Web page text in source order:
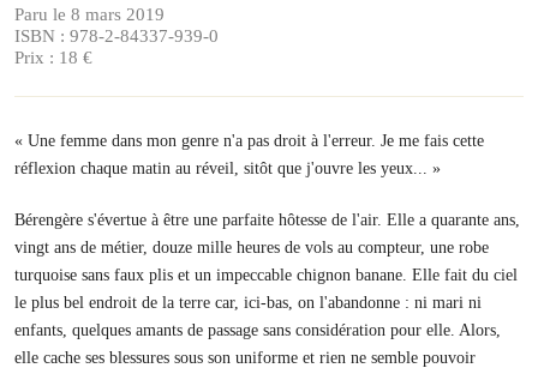
Paru le 8 mars 2019
ISBN : 978-2-84337-939-0
Prix : 18 €
« Une femme dans mon genre n'a pas droit à l'erreur. Je me fais cette
réflexion chaque matin au réveil, sitôt que j'ouvre les yeux... »
Bérengère s'évertue à être une parfaite hôtesse de l'air. Elle a quarante ans,
vingt ans de métier, douze mille heures de vols au compteur, une robe
turquoise sans faux plis et un impeccable chignon banane. Elle fait du ciel
le plus bel endroit de la terre car, ici-bas, on l'abandonne : ni mari ni
enfants, quelques amants de passage sans considération pour elle. Alors,
elle cache ses blessures sous son uniforme et rien ne semble pouvoir